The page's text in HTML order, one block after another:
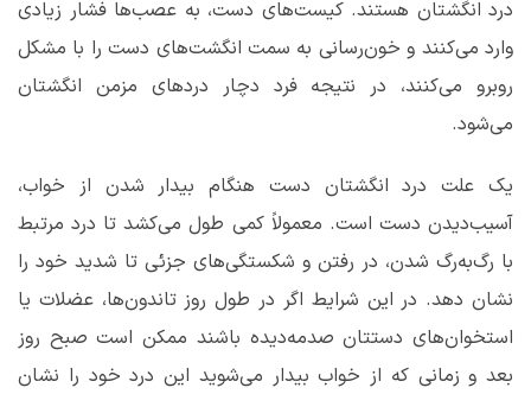
درد انگشتان هستند. کیست‌های دست، به عصب‌ها فشار زیادی
وارد می‌کنند و خون‌رسانی به سمت انگشت‌های دست را با مشکل
روبرو می‌کنند، در نتیجه فرد دچار دردهای مزمن انگشتان
می‌شود.
یک علت درد انگشتان دست هنگام بیدار شدن از خواب،
آسیب‌دیدن دست است. معمولاً کمی طول می‌کشد تا درد مرتبط
با رگ‌به‌رگ شدن، در رفتن و شکستگی‌های جزئی تا شدید خود را
نشان دهد. در این شرایط اگر در طول روز تاندون‌ها، عضلات یا
استخوان‌های دستتان صدمه‌دیده باشند ممکن است صبح روز
بعد و زمانی که از خواب بیدار می‌شوید این درد خود را نشان